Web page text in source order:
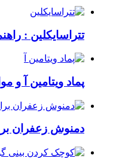
تتراسایکلین :
پماد ویتامین آ و
دمنوش زعفران